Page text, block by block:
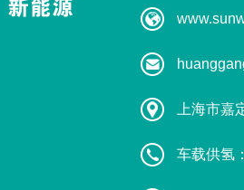
上海市嘉
车载供氢